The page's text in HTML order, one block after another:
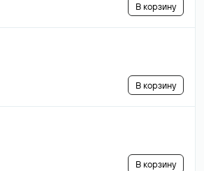
В корзину
В корзину
В корзину